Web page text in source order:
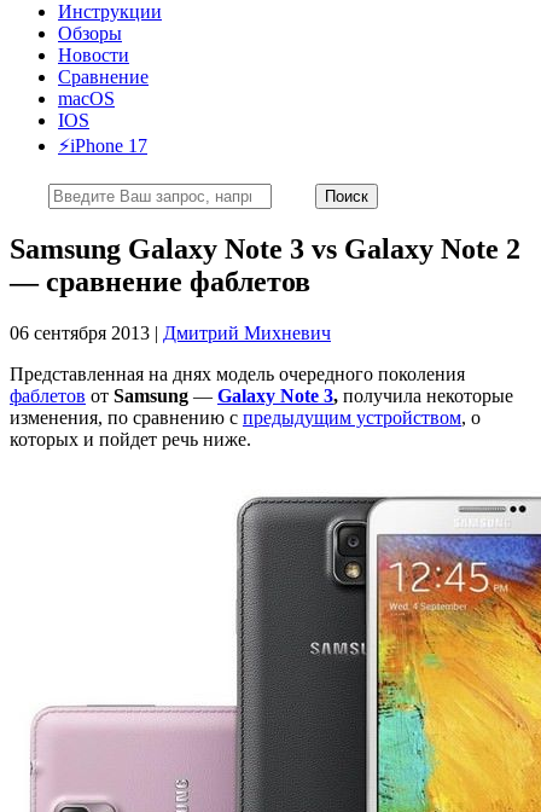
Инструкции
Обзоры
Новости
Сравнение
macOS
IOS
⚡️iPhone 17
Samsung Galaxy Note 3 vs Galaxy Note 2
— сравнение фаблетов
06 сентября 2013 | Дмитрий Михневич
Представленная на днях модель очередного поколения
фаблетов от Samsung — Galaxy Note 3, получила некоторые
изменения, по сравнению с предыдущим устройством, о
которых и пойдет речь ниже.